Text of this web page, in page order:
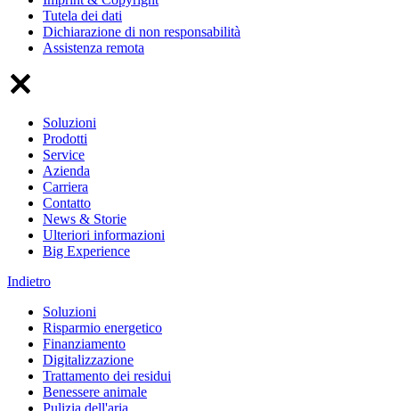
Tutela dei dati
Dichiarazione di non responsabilità
Assistenza remota
Soluzioni
Prodotti
Service
Azienda
Carriera
Contatto
News & Storie
Ulteriori informazioni
Big Experience
Indietro
Soluzioni
Risparmio energetico
Finanziamento
Digitalizzazione
Trattamento dei residui
Benessere animale
Pulizia dell'aria